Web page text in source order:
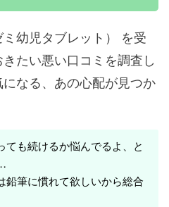
幼児タブレット） を受
たい悪い口コミを調査し
なる、あの心配が見つか
ても続けるか悩んでるよ、と
鉛筆に慣れて欲しいから総合